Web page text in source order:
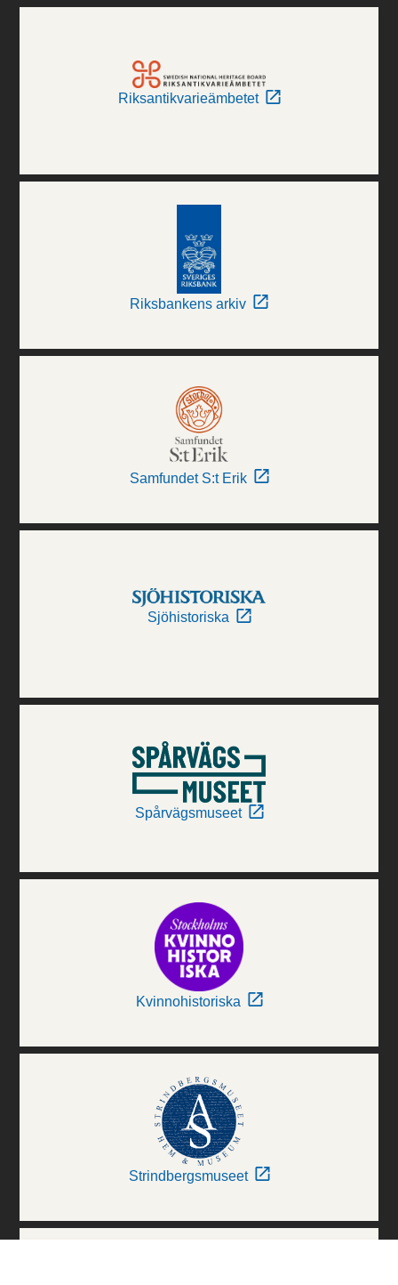
Riksantikvarieämbetet
Riksbankens arkiv
Samfundet S:t Erik
Sjöhistoriska
Spårvägsmuseet
Kvinnohistoriska
Strindbergsmuseet